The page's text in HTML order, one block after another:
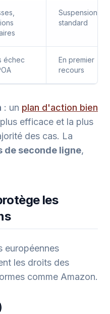
Suspensions
standard
échec
En premier
recours
: un plan d'action bien
efficace et la plus
des cas. La
de seconde ligne,
les
européennes
les droits des
comme Amazon.